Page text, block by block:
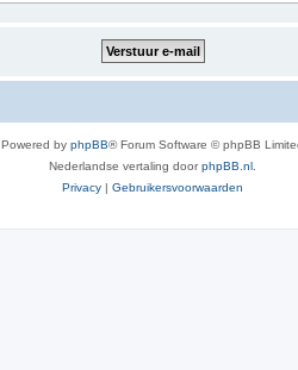
Powered by phpBB® Forum Software © phpBB
Nederlandse vertaling doorphpBB.nl
Privacy | Gebruikersvoorwaarden